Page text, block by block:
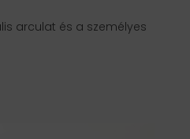
arculat és a személyes